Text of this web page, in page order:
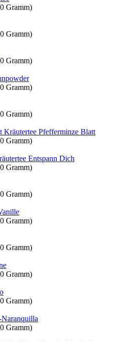
Gramm)
Gramm)
Gramm)
Gramm)
Gramm)
Kräutertee Pfefferminze Blatt
Gramm)
Entspann Dich
Gramm)
Gramm)
Gramm)
Gramm)
Gramm)
Gramm)
Gramm)